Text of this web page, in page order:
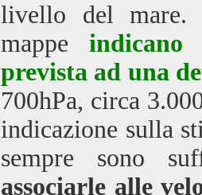
livello del mare.
mappe
prevista ad una
700hPa, circa
indicazione sulla
sempre sono
associarle alle